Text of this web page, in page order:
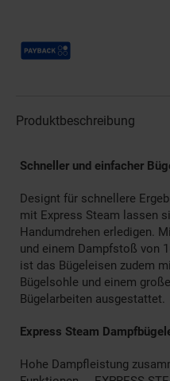
Payback Punkte
Produktbeschreibung
Schneller und einfacher
Designt für schnellere
mit Express Steam lassen
Handumdrehen erledigen.
und einem Dampfstoß von
ist das Bügeleisen zudem
Bügelsohle und einem
Bügelarbeiten ausgestattet.
Express Steam
Hohe Dampfleistung